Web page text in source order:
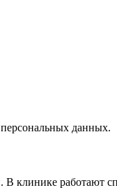
данных.
клинике работают